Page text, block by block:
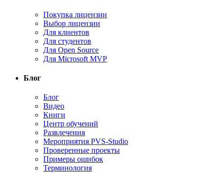
Покупка лицензии
Выбор лицензии
Для клиентов
Для студентов
Для Open Source
Для Microsoft MVP
Блог
Блог
Видео
Книги
Центр обучений
Развлечения
Мероприятия PVS-Studio
Проверенные проекты
Примеры ошибок
Терминология